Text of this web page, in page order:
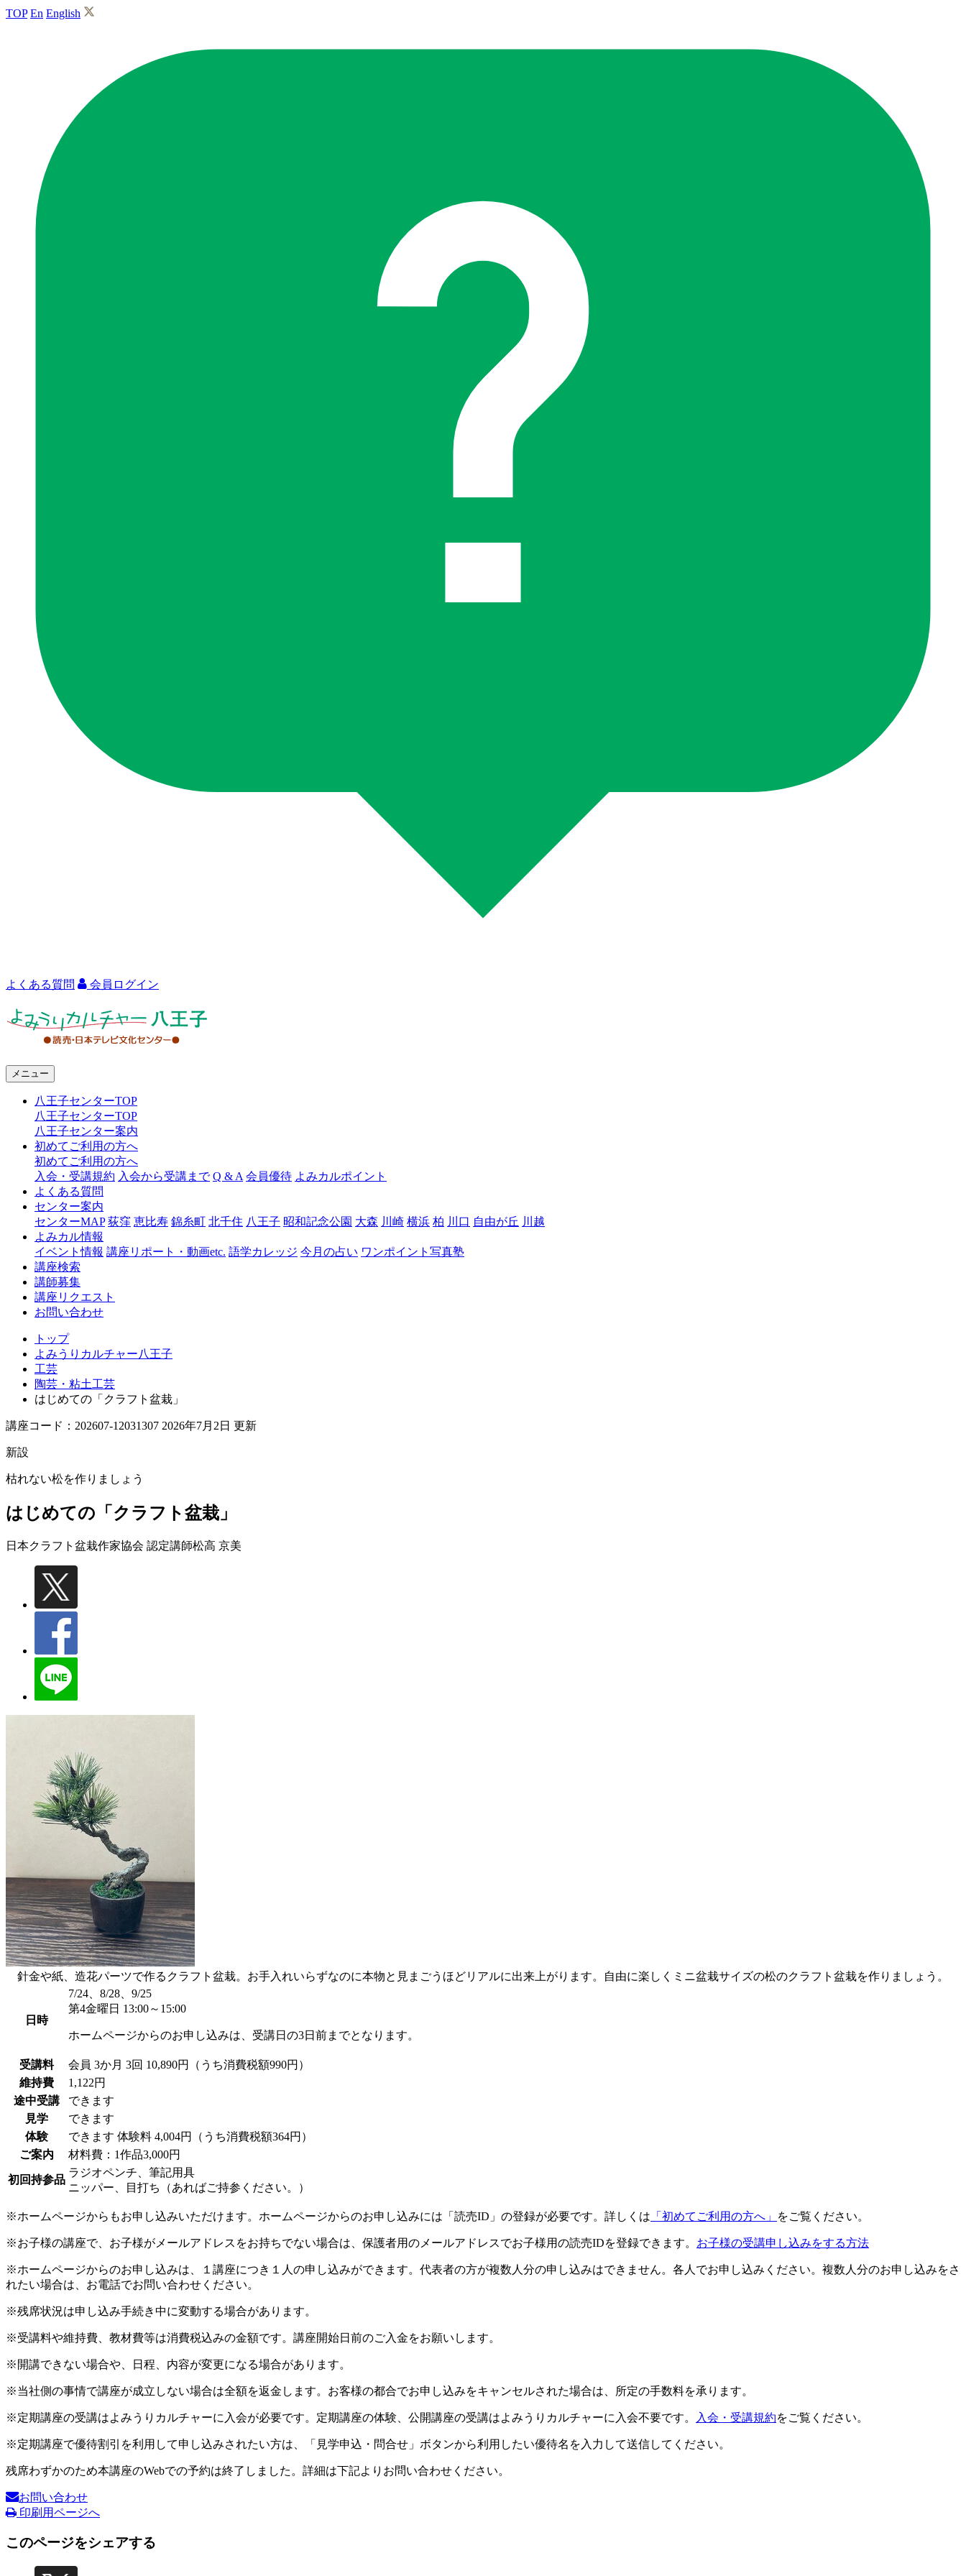
TOP En English
よくある質問 会員ログイン
ャ
八
王
メニュー
八王子センターTOP
八王子センターTOP
八王子センター案内
初めてご利用の方へ
初めてご利用の方へ
入会・受講規約 入会から受講まで Q & A 会員優待 よみカルポイント
よくある質問
センター案内
センターMAP 荻窪 恵比寿 錦糸町 北千住 八王子 昭和記念公園 大森 川崎 横浜 柏 川口 自由が丘 川越
よみカル情報
イベント情報 講座リポート・動画etc. 語学カレッジ 今月の占い ワンポイント写真塾
講座検索
講師募集
講座リクエスト
お問い合わせ
トップ
よみうりカルチャー八王子
工芸
陶芸・粘土工芸
はじめての「クラフト盆栽」
講座コード：202607-12031307 2026年7月2日 更新
新設
枯れない松を作りましょう
はじめての「クラフト盆栽」
日本クラフト盆栽作家協会 認定講師松高 京美
針金や紙、造花パーツで作るクラフト盆栽。お手入れいらずなのに本物と見まごうほどリアルに出来上がります。自由に楽しくミニ盆栽サイズの松のクラフト盆栽を作りましょう。
日時
7/24、8/28、9/25
第4金曜日 13:00～15:00
ホームページからのお申し込みは、受講日の3日前までとなります。
受講料 会員 3か月 3回 10,890円（うち消費税額990円）
維持費
1,122円
途中受講
できます
見学
できます
体験
できます 体験料 4,004円（うち消費税額364円）
ご案内
材料費：1作品3,000円
初回持参品
ラジオペンチ、筆記用具
ニッパー、目打ち（あればご持参ください。）
※ホームページからもお申し込みいただけます。ホームページからのお申し込みには「読売ID」の登録が必要です。詳しくは 「初めてご利用の方へ」 をご覧ください。
※お子様の講座で、お子様がメールアドレスをお持ちでない場合は、保護者用のメールアドレスでお子様用の読売IDを登録できます。 お子様の受講申し込みをする方法
※ホームページからのお申し込みは、１講座につき１人の申し込みができます。代表者の方が複数人分の申し込みはできません。各人でお申し込みください。複数人分のお申し込みをさ
れたい場合は、お電話でお問い合わせください。
※残席状況は申し込み手続き中に変動する場合があります。
※受講料や維持費、教材費等は消費税込みの金額です。講座開始日前のご入金をお願いします。
※開講できない場合や、日程、内容が変更になる場合があります。
※当社側の事情で講座が成立しない場合は全額を返金します。お客様の都合でお申し込みをキャンセルされた場合は、所定の手数料を承ります。
※定期講座の受講はよみうりカルチャーに入会が必要です。定期講座の体験、公開講座の受講はよみうりカルチャーに入会不要です。 入会・受講規約をご覧ください。
※定期講座で優待割引を利用して申し込みされたい方は、「見学申込・問合せ」ボタンから利用したい優待名を入力して送信してください。
残席わずかのため本講座のWebでの予約は終了しました。詳細は下記よりお問い合わせください。
お問い合わせ
印刷用ページへ
このページをシェアする